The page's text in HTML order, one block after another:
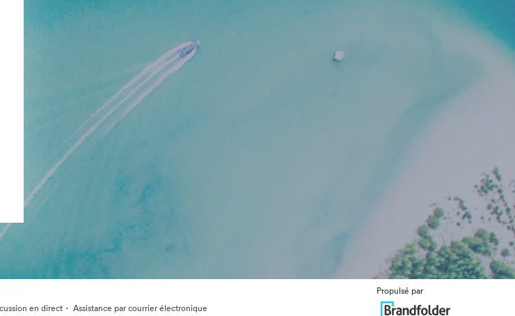
en direct · Assistance par courrier électronique
Propulsé par